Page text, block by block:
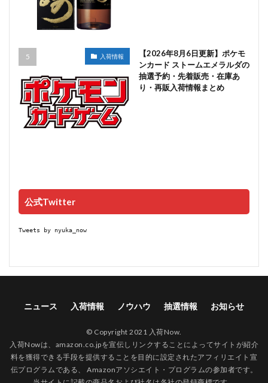
入荷情報
【2026年8月6日更新】ポケモ
ンカード ストームエメラルダの
抽選予約・先着販売・在庫あ
り・再販入荷情報まとめ
公式Twitter
Tweets by nyuka_now
ニュース 入荷情報 ノウハウ 抽選情報 お知らせ
© Copyright 2021 入荷Now.
入荷Nowは、amazon.co.jpを宣伝しリンクすることによってサイトが紹介
料を獲得できる手段を提供することを目的に設定されたアフィリエイト宣
伝プログラムである、 Amazonアソシエイト・プログラムの参加者です。